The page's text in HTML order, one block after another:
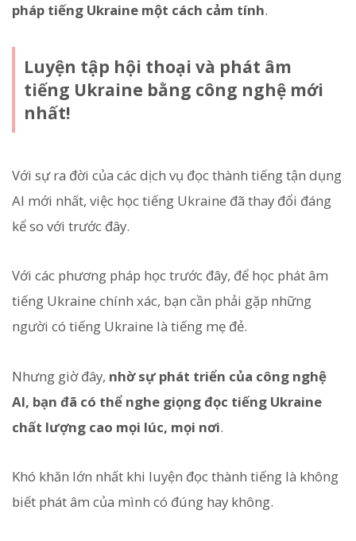
pháp tiếng Ukraine một cách cảm tính.
Luyện tập hội thoại và phát âm
tiếng Ukraine bằng công nghệ mới
nhất!
Với sự ra đời của các dịch vụ đọc thành tiếng tận dụng
AI mới nhất, việc học tiếng Ukraine đã thay đổi đáng
kể so với trước đây.
Với các phương pháp học trước đây, để học phát âm
tiếng Ukraine chính xác, bạn cần phải gặp những
người có tiếng Ukraine là tiếng mẹ đẻ.
Nhưng giờ đây, nhờ sự phát triển của công nghệ
AI, bạn đã có thể nghe giọng đọc tiếng Ukraine
chất lượng cao mọi lúc, mọi nơi.
Khó khăn lớn nhất khi luyện đọc thành tiếng là không
biết phát âm của mình có đúng hay không.